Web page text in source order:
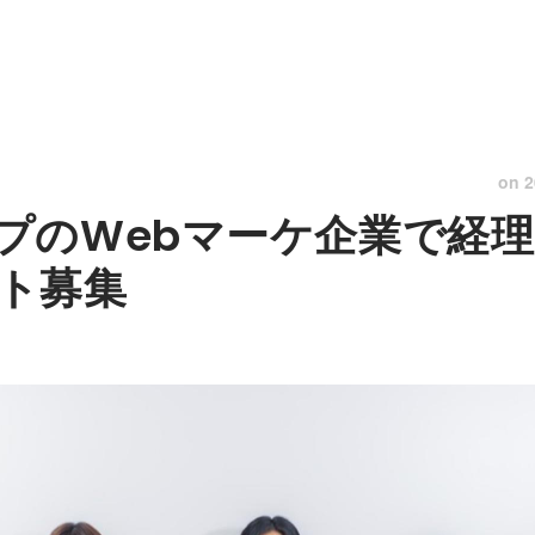
on
のWebマーケ企業で経
募集